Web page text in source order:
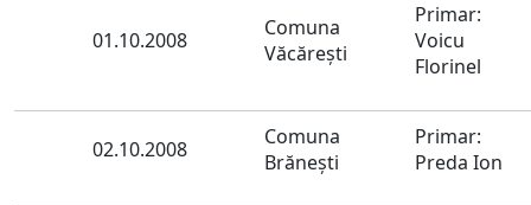
01.10.2008
Comuna
Văcăreşti
Primar:
Voicu
Florinel
02.10.2008
Comuna
Brăneşti
Primar:
Preda Ion